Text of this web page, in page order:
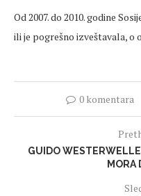
Od 2007. do 2010. godine
ili je pogrešno izveštavala, o
0 komentara
GUIDO
MORA